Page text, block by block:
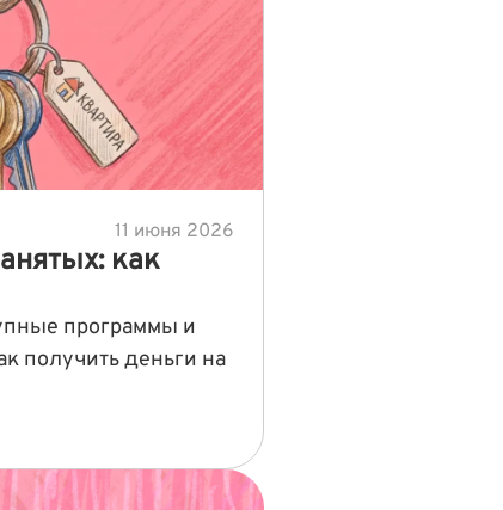
11 июня 2026
как
программы и
получить деньги на